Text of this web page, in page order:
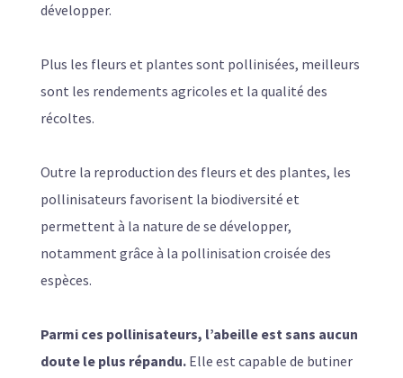
développer.
Plus les fleurs et plantes sont pollinisées, meilleurs
sont les rendements agricoles et la qualité des
récoltes.
Outre la reproduction des fleurs et des plantes, les
pollinisateurs favorisent la biodiversité et
permettent à la nature de se développer,
notamment grâce à la pollinisation croisée des
espèces.
Parmi ces pollinisateurs, l’abeille est sans aucun
doute le plus répandu. Elle est capable de butiner